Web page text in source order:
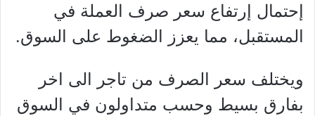
إحتمال إرتفاع سعر صرف العملة في
المستقبل، مما يعزز الضغوط على السوق.
ويختلف سعر الصرف من تاجر الى اخر
بفارق بسيط وحسب متداولون في السوق